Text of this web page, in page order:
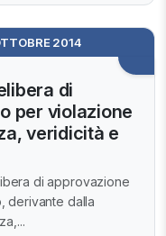
2014
di
per violazione
veridicità e
di approvazione
derivante dalla